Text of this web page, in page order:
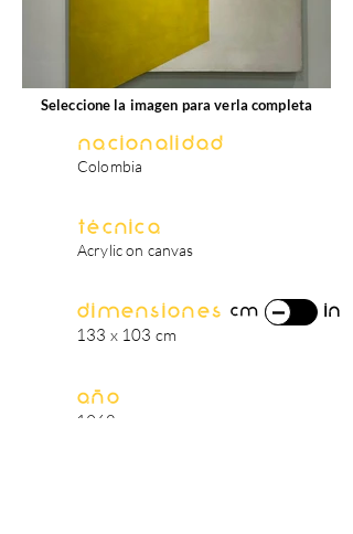
Seleccione la imagen para verla completa
Nacionalidad
Colombia
Técnica
Acrylic on canvas
Dimensiones
133 x 103 cm
cm in
Año
1968